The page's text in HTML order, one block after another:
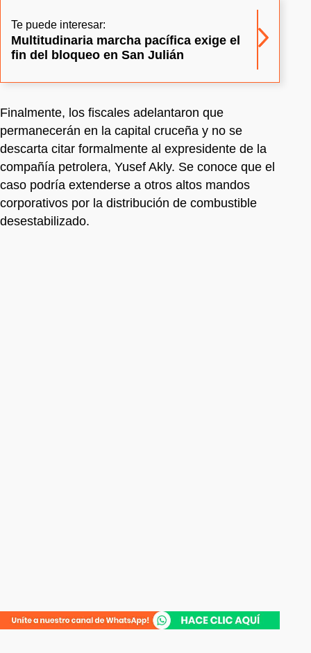
Te puede interesar:
Multitudinaria marcha pacífica exige el
fin del bloqueo en San Julián
Finalmente, los fiscales adelantaron que
permanecerán en la capital cruceña y no se
descarta citar formalmente al expresidente de la
compañía petrolera, Yusef Akly. Se conoce que el
caso podría extenderse a otros altos mandos
corporativos por la distribución de combustible
desestabilizado.